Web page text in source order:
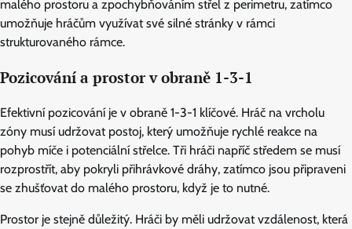
malého prostoru a zpochybňováním střel z perimetru, zatímco
umožňuje hráčům využívat své silné stránky v rámci
strukturovaného rámce.
Pozicování a prostor v obraně 1-3-1
Efektivní pozicování je v obraně 1-3-1 klíčové. Hráč na vrcholu
zóny musí udržovat postoj, který umožňuje rychlé reakce na
pohyb míče i potenciální střelce. Tři hráči napříč středem se musí
rozprostřít, aby pokryli přihrávkové dráhy, zatímco jsou připraveni
se zhušťovat do malého prostoru, když je to nutné.
Prostor je stejně důležitý. Hráči by měli udržovat vzdálenost, která